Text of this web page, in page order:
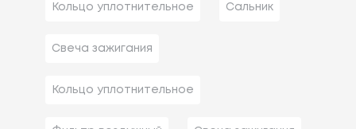
Кольцо уплотнительное Сальник
Свеча зажигания
Кольцо уплотнительное